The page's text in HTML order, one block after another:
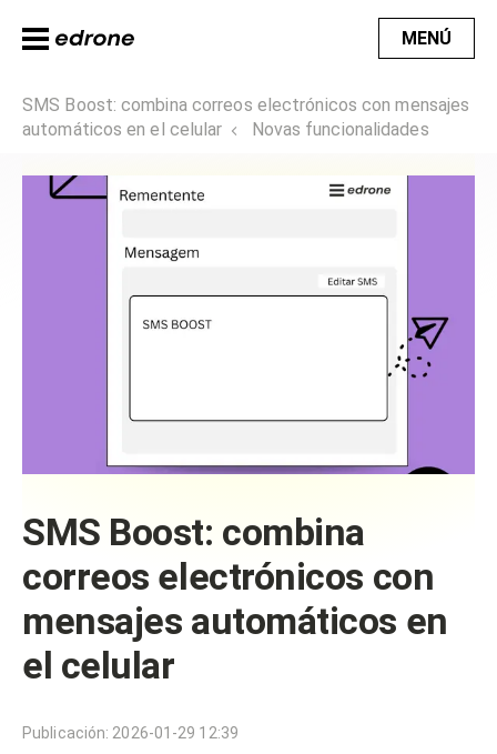
MENÚ
SMS Boost: combina correos electrónicos con mensajes
automáticos en el celular
Novas funcionalidades
SMS Boost: combina
correos electrónicos con
mensajes automáticos en
el celular
Publicación: 2026-01-29 12:39